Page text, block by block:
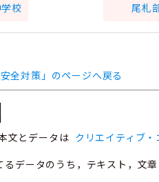
校 尾札
安全対策」のページへ戻る
文とデータは クリエイティブ
るデータのうち，テキスト，文